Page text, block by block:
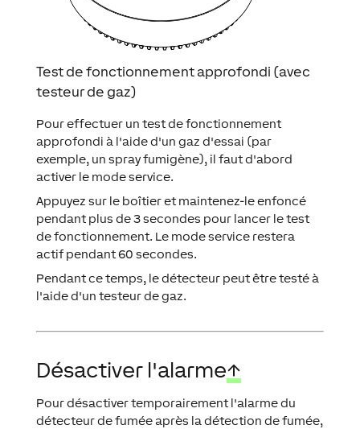
Test de fonctionnement approfondi (avec
testeur de gaz)
Pour effectuer un test de fonctionnement
approfondi à l'aide d'un gaz d'essai (par
exemple, un spray fumigène), il faut d'abord
activer le mode service.
Appuyez sur le boîtier et maintenez-le enfoncé
pendant plus de 3 secondes pour lancer le test
de fonctionnement. Le mode service restera
actif pendant 60 secondes.
Pendant ce temps, le détecteur peut être testé à
l'aide d'un testeur de gaz.
Désactiver l'alarme↑
Pour désactiver temporairement l'alarme du
détecteur de fumée après la détection de fumée,